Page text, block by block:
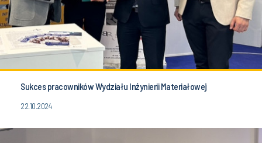
Sukces pracowników Wydziału Inżynierii Materiałowej
22.10.2024